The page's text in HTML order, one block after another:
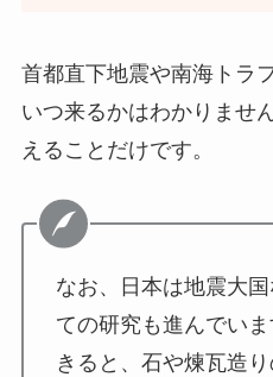
首都直下地震や南海トラ
いつ来るかはわかりませ
えることだけです。
なお、日本は地震大
ての研究も進んでい
きると、石や煉瓦造